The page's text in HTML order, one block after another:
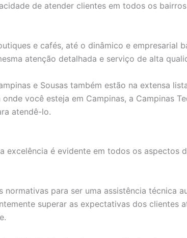
de atender clientes em todos os
e cafés, até o dinâmico e empresarial
atenção detalhada e serviço de alta
e Sousas também estão na extensa
você esteja em Campinas, a Campinas
atendê-lo.
excelência é evidente em todos os aspectos
normativas para ser uma assistência técnica
superar as expectativas dos clientes